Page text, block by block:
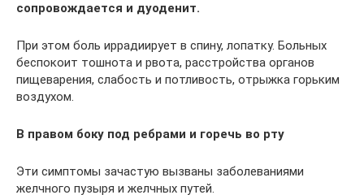
сопровождается и дуоденит.
При этом боль иррадиирует в спину, лопатку. Больных
беспокоит тошнота и рвота, расстройства органов
пищеварения, слабость и потливость, отрыжка горьким
воздухом.
В правом боку под ребрами и горечь во рту
Эти симптомы зачастую вызваны заболеваниями
желчного пузыря и желчных путей.